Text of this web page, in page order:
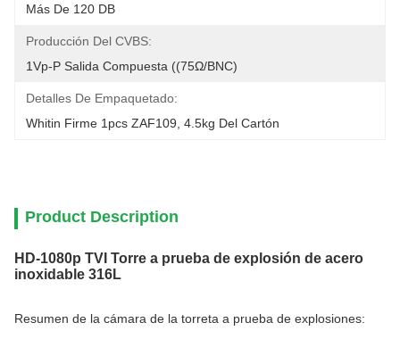
Más De 120 DB
Producción Del CVBS:
1Vp-P Salida Compuesta ((75Ω/BNC)
Detalles De Empaquetado:
Whitin Firme 1pcs ZAF109, 4.5kg Del Cartón
Product Description
HD-1080p TVI Torre a prueba de explosión de acero
inoxidable 316L
Resumen de la cámara de la torreta a prueba de explosiones: